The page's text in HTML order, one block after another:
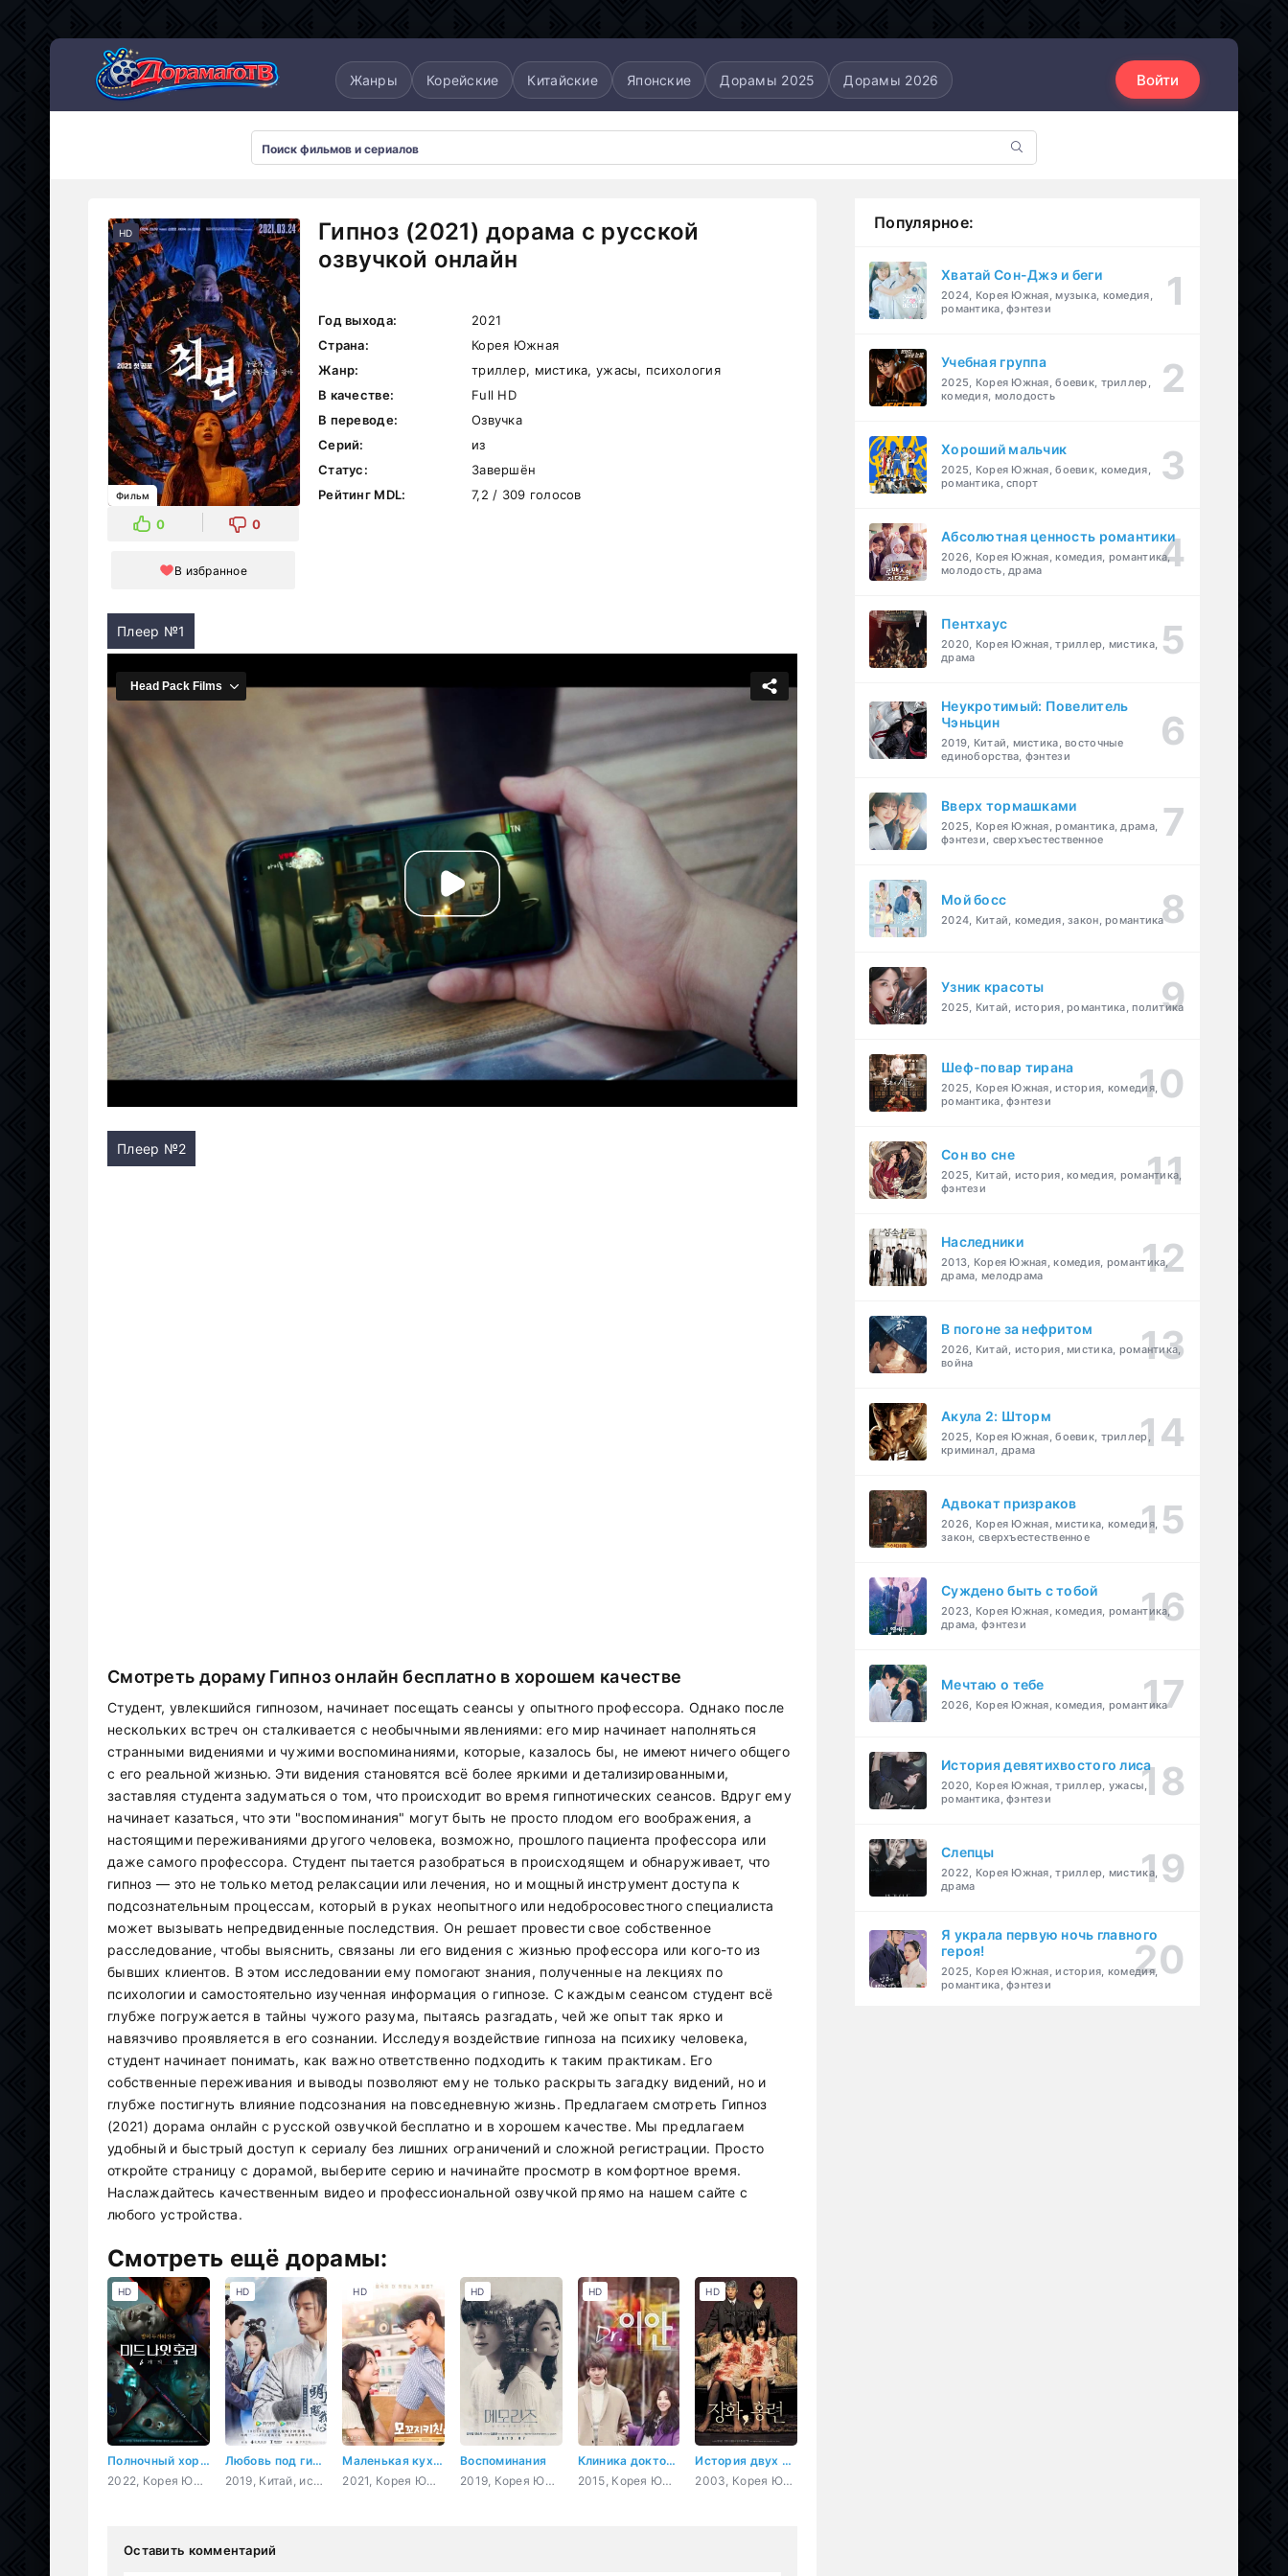
Жанры Корейские Китайские Японские Дорамы 2025 Дорамы 2026 Войти
HD
Фильм
0 0
В избранное
Гипноз (2021) дорама с русской
озвучкой онлайн
Год выхода:
2021
Страна:
Корея Южная
Жанр:
триллер, мистика, ужасы, психология
В качестве:
Full HD
В переводе:
Озвучка
Серий:
из
Статус:
Завершён
Рейтинг MDL:
7,2 / 309 голосов
Плеер №1
Плеер №2
Смотреть дораму Гипноз онлайн бесплатно в хорошем качестве
Студент, увлекшийся гипнозом, начинает посещать сеансы у опытного профессора. Однако после
нескольких встреч он сталкивается с необычными явлениями: его мир начинает наполняться
странными видениями и чужими воспоминаниями, которые, казалось бы, не имеют ничего общего
с его реальной жизнью. Эти видения становятся всё более яркими и детализированными,
заставляя студента задуматься о том, что происходит во время гипнотических сеансов. Вдруг ему
начинает казаться, что эти "воспоминания" могут быть не просто плодом его воображения, а
настоящими переживаниями другого человека, возможно, прошлого пациента профессора или
даже самого профессора. Студент пытается разобраться в происходящем и обнаруживает, что
гипноз — это не только метод релаксации или лечения, но и мощный инструмент доступа к
подсознательным процессам, который в руках неопытного или недобросовестного специалиста
может вызывать непредвиденные последствия. Он решает провести свое собственное
расследование, чтобы выяснить, связаны ли его видения с жизнью профессора или кого-то из
бывших клиентов. В этом исследовании ему помогают знания, полученные на лекциях по
психологии и самостоятельно изученная информация о гипнозе. С каждым сеансом студент всё
глубже погружается в тайны чужого разума, пытаясь разгадать, чей же опыт так ярко и
навязчиво проявляется в его сознании. Исследуя воздействие гипноза на психику человека,
студент начинает понимать, как важно ответственно подходить к таким практикам. Его
собственные переживания и выводы позволяют ему не только раскрыть загадку видений, но и
глубже постигнуть влияние подсознания на повседневную жизнь. Предлагаем смотреть Гипноз
(2021) дорама онлайн с русской озвучкой бесплатно и в хорошем качестве. Мы предлагаем
удобный и быстрый доступ к сериалу без лишних ограничений и сложной регистрации. Просто
откройте страницу с дорамой, выберите серию и начинайте просмотр в комфортное время.
Наслаждайтесь качественным видео и профессиональной озвучкой прямо на нашем сайте с
любого устройства.
Смотреть ещё дорамы:
Полночный хоррор: 6 ночей
2022, Корея Южная, мистика, ужасы, повседневность, сверхъестественное
HD
Любовь под гипнозом
2019, Китай, история, комедия, романтика, драма
HD
Маленькая кухня
2021, Корея Южная, гурман, романтика
HD
Воспоминания
2019, Корея Южная, психология, драма, фэнтези
HD
Клиника доктора Мо
2015, Корея Южная, романтика
HD
История двух сестер
2003, Корея Южная, триллер, мистика, ужасы, сверхъестественное
HD
Оставить комментарий
Популярное:
Хватай Сон-Джэ и беги
2024, Корея Южная, музыка, комедия,
романтика, фэнтези
Учебная группа
2025, Корея Южная, боевик, триллер,
комедия, молодость
Хороший мальчик
2025, Корея Южная, боевик, комедия,
романтика, спорт
Абсолютная ценность романтики
2026, Корея Южная, комедия, романтика,
молодость, драма
Пентхаус
2020, Корея Южная, триллер, мистика,
драма
Неукротимый: Повелитель
Чэньцин
2019, Китай, мистика, восточные
единоборства, фэнтези
Вверх тормашками
2025, Корея Южная, романтика, драма,
фэнтези, сверхъестественное
Мой босс
2024, Китай, комедия, закон, романтика
Узник красоты
2025, Китай, история, романтика, политика
Шеф-повар тирана
2025, Корея Южная, история, комедия,
романтика, фэнтези
Cон во сне
2025, Китай, история, комедия, романтика,
фэнтези
Наследники
2013, Корея Южная, комедия, романтика,
драма, мелодрама
В погоне за нефритом
2026, Китай, история, мистика, романтика,
война
Акула 2: Шторм
2025, Корея Южная, боевик, триллер,
криминал, драма
Адвокат призраков
2026, Корея Южная, мистика, комедия,
закон, сверхъестественное
Суждено быть с тобой
2023, Корея Южная, комедия, романтика,
драма, фэнтези
Мечтаю о тебе
2026, Корея Южная, комедия, романтика
История девятихвостого лиса
2020, Корея Южная, триллер, ужасы,
романтика, фэнтези
Слепцы
2022, Корея Южная, триллер, мистика,
драма
Я украла первую ночь главного
героя!
2025, Корея Южная, история, комедия,
романтика, фэнтези
Дорамы 2025 Дорамы 2026